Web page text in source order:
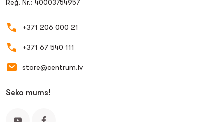
Reģ. Nr.: 40003754957
+371 206 000 21
+371 67 540 111
store@centrum.lv
Seko mums!